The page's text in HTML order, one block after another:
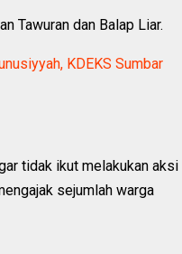
Tawuran dan Balap Liar.
KDEKS Sumbar
tidak ikut melakukan aksi
sejumlah warga